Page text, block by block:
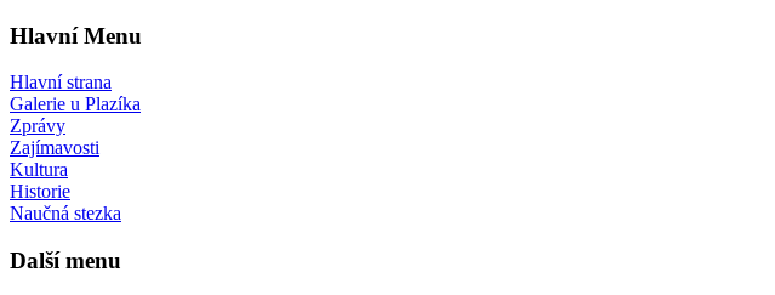
Hlavní Menu
Hlavní strana
Galerie u Plazíka
Zprávy
Zajímavosti
Kultura
Historie
Naučná stezka
Další menu